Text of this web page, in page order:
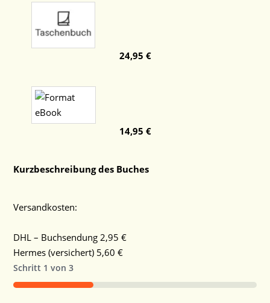
24,95 €
14,95 €
Kurzbeschreibung des Buches
Versandkosten:
DHL – Buchsendung 2,95 €
Hermes (versichert) 5,60 €
Schritt 1 von3
33%